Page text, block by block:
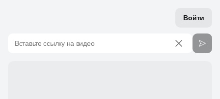
Войти
Вставьте ссылку на видео